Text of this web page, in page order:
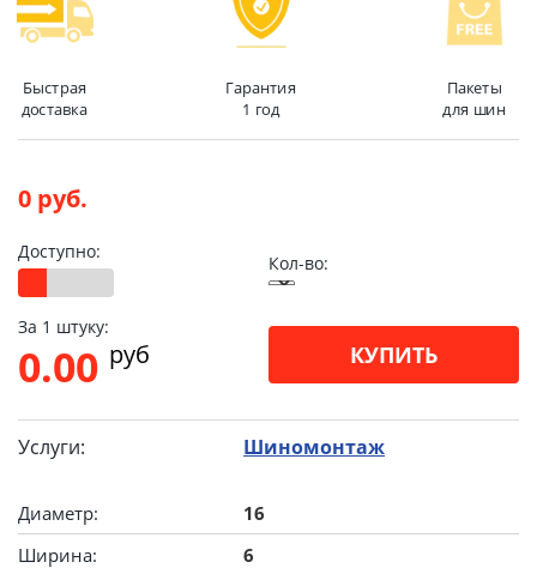
Быстрая
доставка
Гарантия
1 год
Пакеты
для шин
0 руб.
Доступно:
Кол-во:
За 1 штуку:
0.00 pуб КУПИТЬ
Услуги: Шиномонтаж
Диаметр:
16
Ширина:
6